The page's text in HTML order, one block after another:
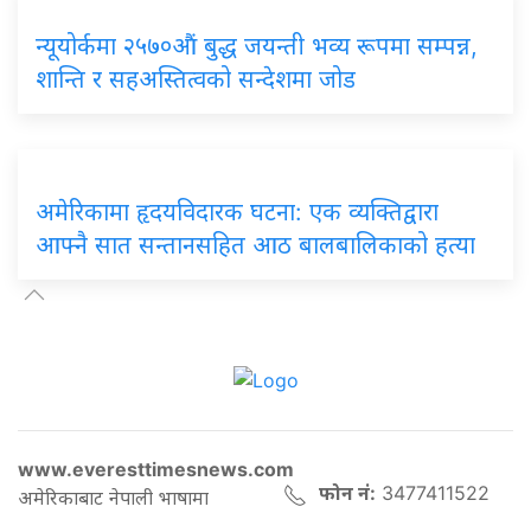
न्यूयोर्कमा २५७०औं बुद्ध जयन्ती भव्य रूपमा सम्पन्न,
शान्ति र सहअस्तित्वको सन्देशमा जोड
अमेरिकामा हृदयविदारक घटना: एक व्यक्तिद्वारा
आफ्नै सात सन्तानसहित आठ बालबालिकाको हत्या
www.everesttimesnews.com
अमेरिकाबाट नेपाली भाषामा
फोन नं: 3477411522